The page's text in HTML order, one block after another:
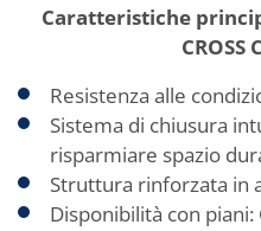
Caratteristiche
CROSS
Resistenza alle
Sistema di chiusura
risparmiare spazio
Struttura rinforzata in
Disponibilità con